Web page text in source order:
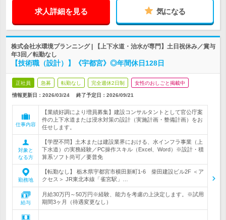
求人詳細を見る 気になる
株式会社水環境プランニング | 【上下水道・治水が専門】土日祝休み／賞与
年3回／転勤なし
【技術職（設計）】《宇都宮》◎年間休日128日
正社員 急募 転勤なし 完全週休2日制 女性のおしごと掲載中
情報更新日：2026/03/24 終了予定日： 2026/09/21
仕事内容
【業績好調により増員募集】建設コンサルタントとして官公庁案
件の上下水道または浸水対策の設計（実施計画・整備計画）をお
任せします。
対象と
なる方
【学歴不問】土木または建設業界における、水インフラ事業（上
下水道）の実務経験／PC操作スキル（Excel、Word）※設計・積
算系ソフト尚可／要普免
勤務地
【転勤なし】 栃木県宇都宮市横田新町1-6 柴田建設ビル2F ＜ア
クセス＞ JR東北本線「雀宮駅」…
給与
月給30万円～50万円※経験、能力を考慮の上決定します。※試用
期間3ヶ月（待遇変更なし）